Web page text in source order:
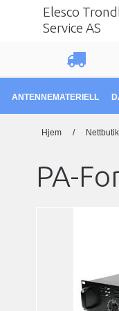
Elesco
Service AS
ANTENNEMATERIELL
Hjem /
PA-